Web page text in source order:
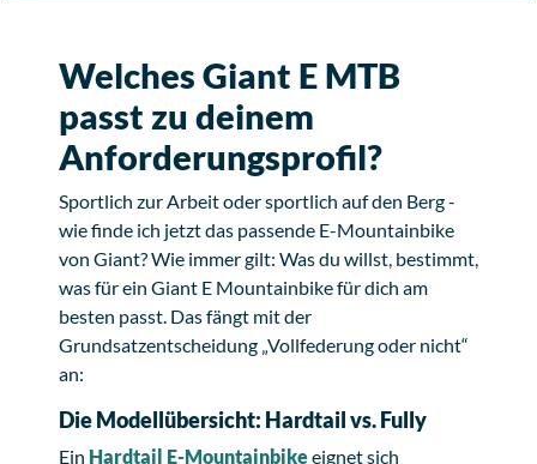
Welches Giant E MTB
passt zu deinem
Anforderungsprofil?
Sportlich zur Arbeit oder sportlich auf den Berg -
wie finde ich jetzt das passende E-Mountainbike
von Giant? Wie immer gilt: Was du willst, bestimmt,
was für ein Giant E Mountainbike für dich am
besten passt. Das fängt mit der
Grundsatzentscheidung „Vollfederung oder nicht“
an:
Die Modellübersicht: Hardtail vs. Fully
Ein Hardtail E-Mountainbikeeignet sich